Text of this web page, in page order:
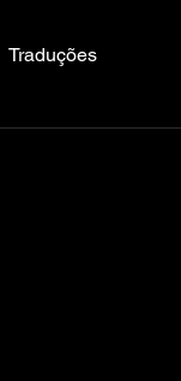
Traduções